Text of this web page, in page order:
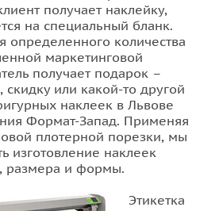
получает наклейку,
на специальный бланк.
определенного количества
маркетинговой
получает подарок –
или какой-то другой
наклеек в Львове
Формат-Запад. Применяя
плотерной порезки, мы
изготовление наклеек
размера и формы.
Этикетка